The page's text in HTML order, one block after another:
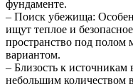
фундаменте.
– Поиск убежища:
ищут теплое и
пространство под полом
вариантом.
– Близость к
небольшим количеством